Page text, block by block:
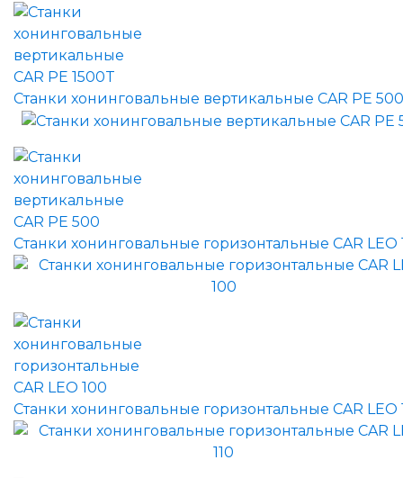
Станки хонинговальные вертикальные CAR PE 500
Станки хонинговальные горизонтальные CAR LEO
Станки хонинговальные горизонтальные CAR LEO